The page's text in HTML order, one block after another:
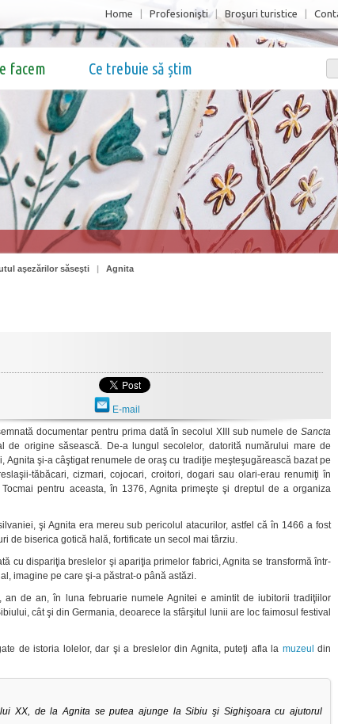
Home Profesionişti Broşuri turistice
facem Ce trebuie să știm
aşezărilor săseşti | Agnita
E-mail
documentar pentru prima dată în secolul XIII sub numele de Sancta
de origine săsească. De-a lungul secolelor, datorită numărului mare de
Agnita şi-a câştigat renumele de oraş cu tradiţie meşteşugărească bazat pe
tăbăcari, cizmari, cojocari, croitori, dogari sau olari-erau renumiţi în
pentru aceasta, în 1376, Agnita primeşte şi dreptul de a organiza
şi Agnita era mereu sub pericolul atacurilor, astfel că în 1466 a fost
de biserica gotică hală, fortificate un secol mai târziu.
cu dispariţia breslelor şi apariţia primelor fabrici, Agnita se transformă într-
imagine pe care şi-a păstrat-o până astăzi.
an de an, în luna februarie numele Agnitei e amintit de iubitorii tradiţiilor
cât şi din Germania, deoarece la sfârşitul lunii are loc faimosul festival
de istoria lolelor, dar şi a breslelor din Agnita, puteţi afla la muzeul din
XX, de la Agnita se putea ajunge la Sibiu şi Sighişoara cu ajutorul